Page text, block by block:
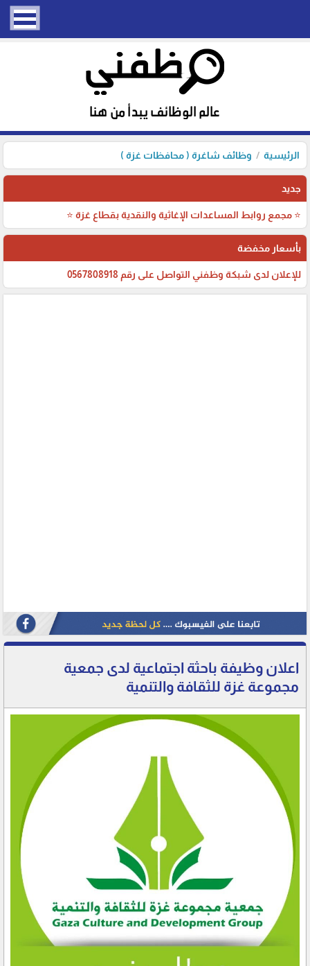
الرئيسية وظائف شاغرة ( محافظات غزة )
جديد
⭐ مجمع روابط المساعدات الإغاثية والنقدية بقطاع غزة ⭐
بأسعار مخفضة
للإعلان لدى شبكة وظفني التواصل على رقم 0567808918
اعلان وظيفة باحثة اجتماعية لدى جمعية
مجموعة غزة للثقافة والتنمية